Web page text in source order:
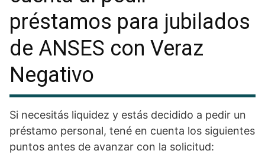
préstamos para jubilados
de ANSES con Veraz
Negativo
Si necesitás liquidez y estás decidido a pedir un
préstamo personal, tené en cuenta los siguientes
puntos antes de avanzar con la solicitud: